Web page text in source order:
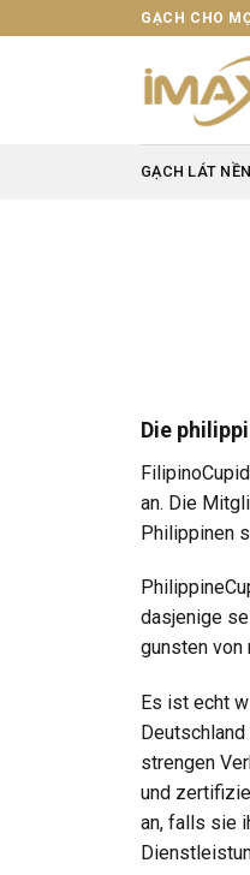
to
GẠCH CHO
GẠCH LÁT NỀN
Die
an. Die
Philippinen
dasjenige
gunsten von
Es ist echt
strengen
und
an, falls sie